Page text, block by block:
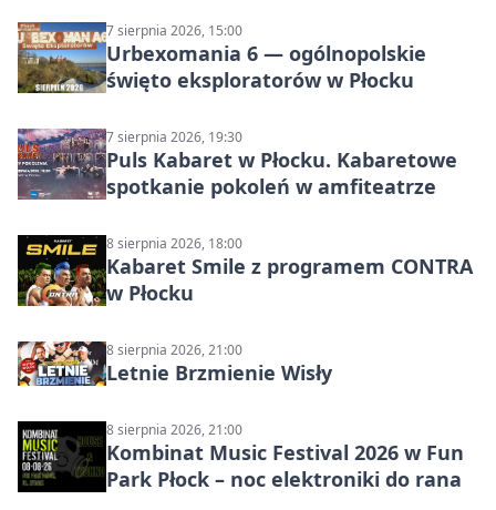
7 sierpnia 2026, 15:00
Urbexomania 6 — ogólnopolskie
święto eksploratorów w Płocku
7 sierpnia 2026, 19:30
Puls Kabaret w Płocku. Kabaretowe
spotkanie pokoleń w amfiteatrze
8 sierpnia 2026, 18:00
Kabaret Smile z programem CONTRA
w Płocku
8 sierpnia 2026, 21:00
Letnie Brzmienie Wisły
8 sierpnia 2026, 21:00
Kombinat Music Festival 2026 w Fun
Park Płock – noc elektroniki do rana